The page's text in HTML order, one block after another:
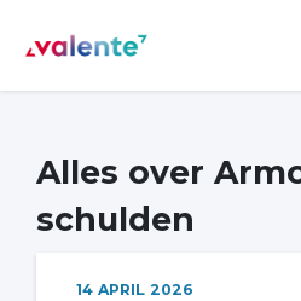
Alles over
schulden
14 APRIL 2026